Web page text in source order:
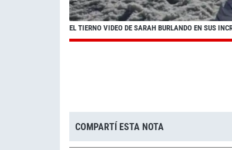
EL TIERNO VIDEO DE SARAH BURLANDO EN SUS
COMPARTÍ ESTA NOTA